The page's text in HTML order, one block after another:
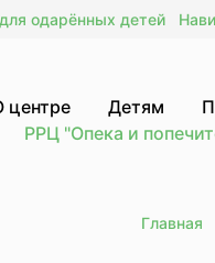
одарённых детей
центре Детям
РРЦ "Опека и
Главная